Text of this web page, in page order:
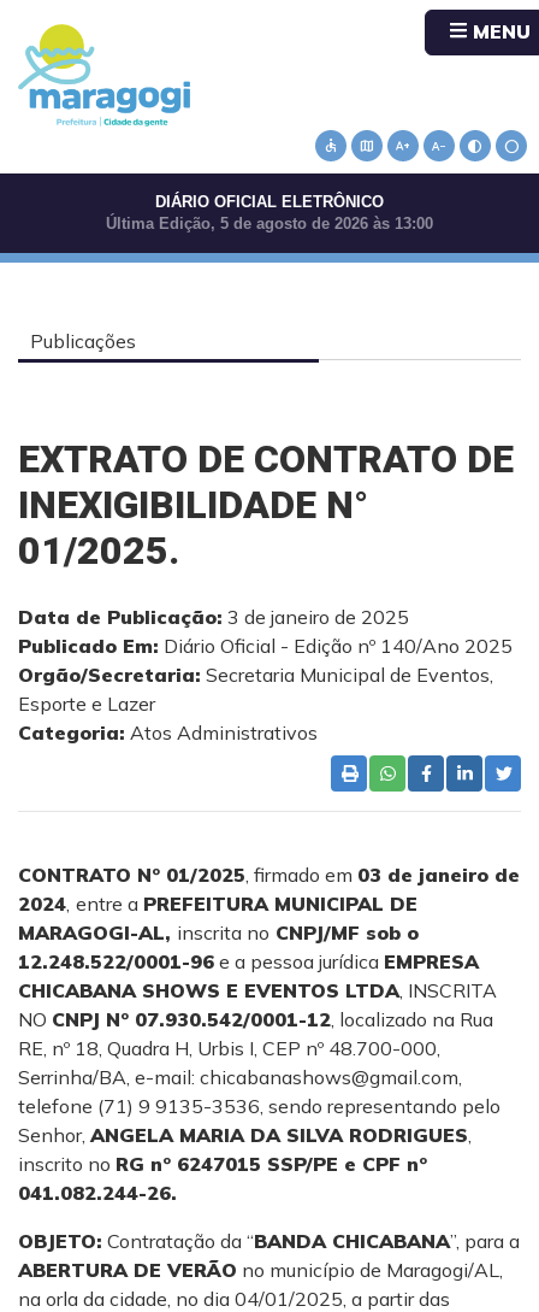
MENU
accessible map text_increase text_decrease contrast circle
DIÁRIO OFICIAL ELETRÔNICO
Última Edição, 5 de agosto de 2026 às 13:00
Publicações
EXTRATO DE CONTRATO DE
INEXIGIBILIDADE N°
01/2025.
Data de Publicação: 3 de janeiro de 2025
Publicado Em: Diário Oficial - Edição nº 140/Ano 2025
Orgão/Secretaria: Secretaria Municipal de Eventos,
Esporte e Lazer
Categoria: Atos Administrativos
CONTRATO Nº 01/2025, firmado em 03 de janeiro de
2024, entre a PREFEITURA MUNICIPAL DE
MARAGOGI-AL, inscrita no CNPJ/MF sob o
12.248.522/0001-96 e a pessoa jurídica EMPRESA
CHICABANA SHOWS E EVENTOS LTDA, INSCRITA
NO CNPJ Nº 07.930.542/0001-12, localizado na Rua
RE, nº 18, Quadra H, Urbis I, CEP nº 48.700-000,
Serrinha/BA, e-mail: chicabanashows@gmail.com,
telefone (71) 9 9135-3536, sendo representando pelo
Senhor,ANGELA MARIA DA SILVA RODRIGUES,
inscrito no RG nº 6247015 SSP/PE e CPF nº
041.082.244-26.
OBJETO: Contratação da “BANDA CHICABANA”, para a
ABERTURA DE VERÃO no município de Maragogi/AL,
na orla da cidade, no dia 04/01/2025, a partir das